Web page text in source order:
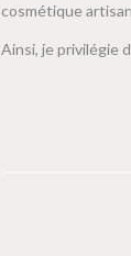
cosmétique
Ainsi, je privilégie